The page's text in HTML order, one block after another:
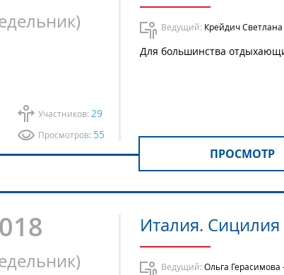
)
Участников: 29
Просмотров: 55
Ведущий: Крейдич
Для большинства
ПРОСМОТР
)
Италия. Сицилия
Ведущий: Ольга Герасимова